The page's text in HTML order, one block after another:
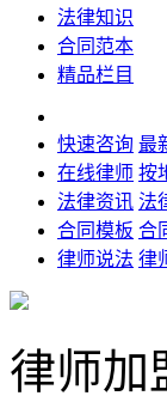
法律知识
合同范本
精品栏目
快速咨询 最
在线律师 按
法律资讯 法
合同模板 合
律师说法 律
律师加